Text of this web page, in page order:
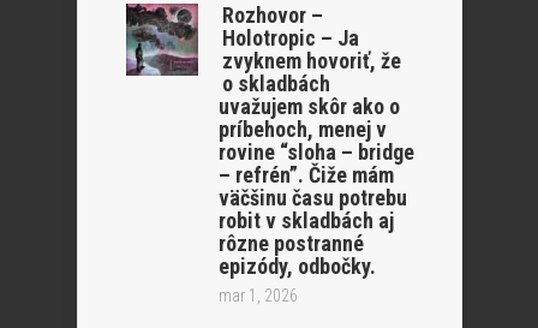
Rozhovor –
Holotropic – Ja
zvyknem hovoriť, že
o skladbách
uvažujem skôr ako o
príbehoch, menej v
rovine “sloha – bridge
– refrén”. Čiže mám
väčšinu času potrebu
robit v skladbách aj
rôzne postranné
epizódy, odbočky.
mar 1, 2026